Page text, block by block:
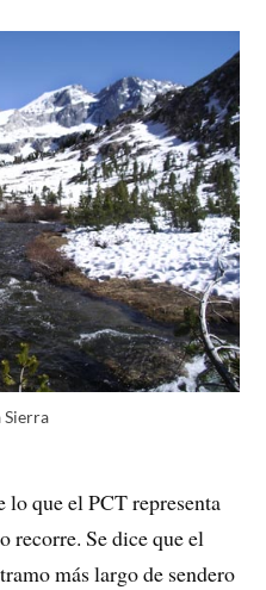
Sierra
lo que el PCT representa
recorre. Se dice que el
más largo de sendero